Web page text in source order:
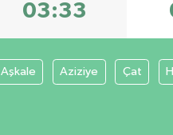
03:33
Aşkale Aziziye Çat